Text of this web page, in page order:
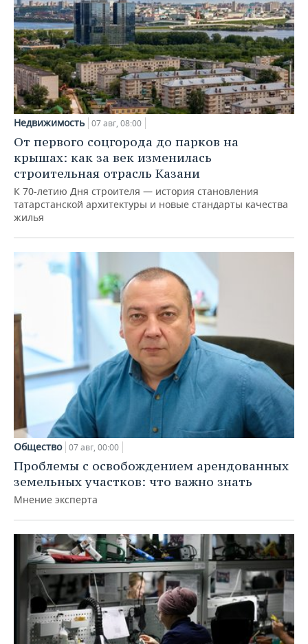
Недвижимость 07 авг, 08:00
От первого соцгорода до парков на
крышах: как за век изменилась
строительная отрасль Казани
К 70-летию Дня строителя — история становления
татарстанской архитектуры и новые стандарты качества
жилья
Общество 07 авг, 00:00
Проблемы с освобождением арендованных
земельных участков: что важно знать
Мнение эксперта